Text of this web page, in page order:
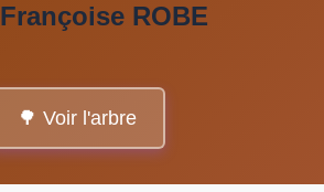
Françoise ROBE
🌳 Voir l'arbre